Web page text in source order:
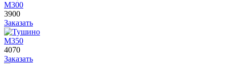
М300
3900
Заказать
М350
4070
Заказать